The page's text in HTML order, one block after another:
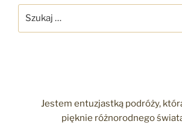
Jestem entuzjastką podróży,
pięknie różnorodnego